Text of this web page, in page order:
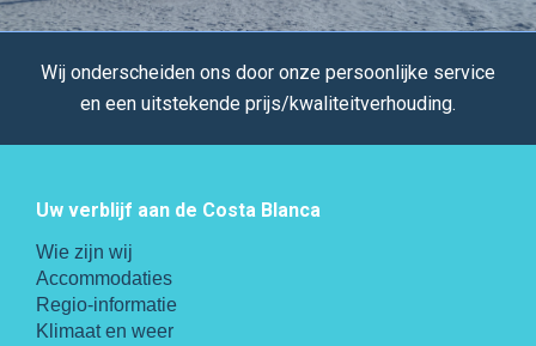
Wij onderscheiden ons door onze persoonlijke service
en een uitstekende prijs/kwaliteitverhouding.
Uw verblijf aan de Costa Blanca
Wie zijn wij
Accommodaties
Regio-informatie
Klimaat en weer